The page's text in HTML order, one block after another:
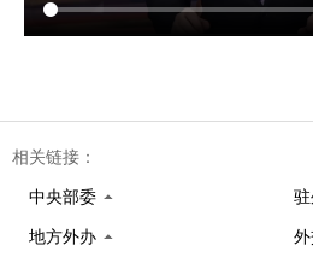
相关链接：
中央部委
地方外办